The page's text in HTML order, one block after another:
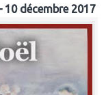
10 décembre 2017